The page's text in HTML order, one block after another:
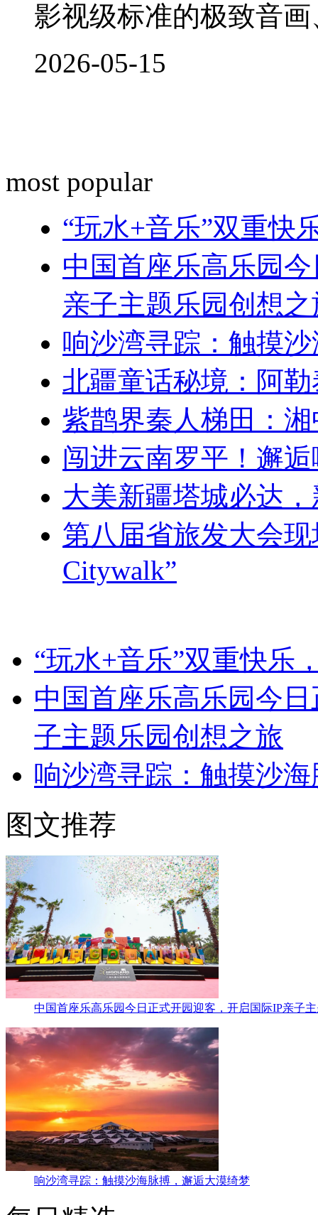
影视级标准的极致音画
2026-05-15
most popular
“玩水+音乐”双重快
中国首座乐高乐园
亲子主题乐园创想之
响沙湾寻踪：触摸
北疆童话秘境：阿
紫鹊界秦人梯田：
闯进云南罗平！邂
大美新疆塔城必达
第八届省旅发大会
Citywalk”
“玩水+音乐”双重快乐
中国首座乐高乐园今
子主题乐园创想之旅
响沙湾寻踪：触摸沙
图文推荐
中国首座乐高乐园今日正式开园迎客，开启国际IP亲子
响沙湾寻踪：触摸沙海脉搏，邂逅大漠绮梦